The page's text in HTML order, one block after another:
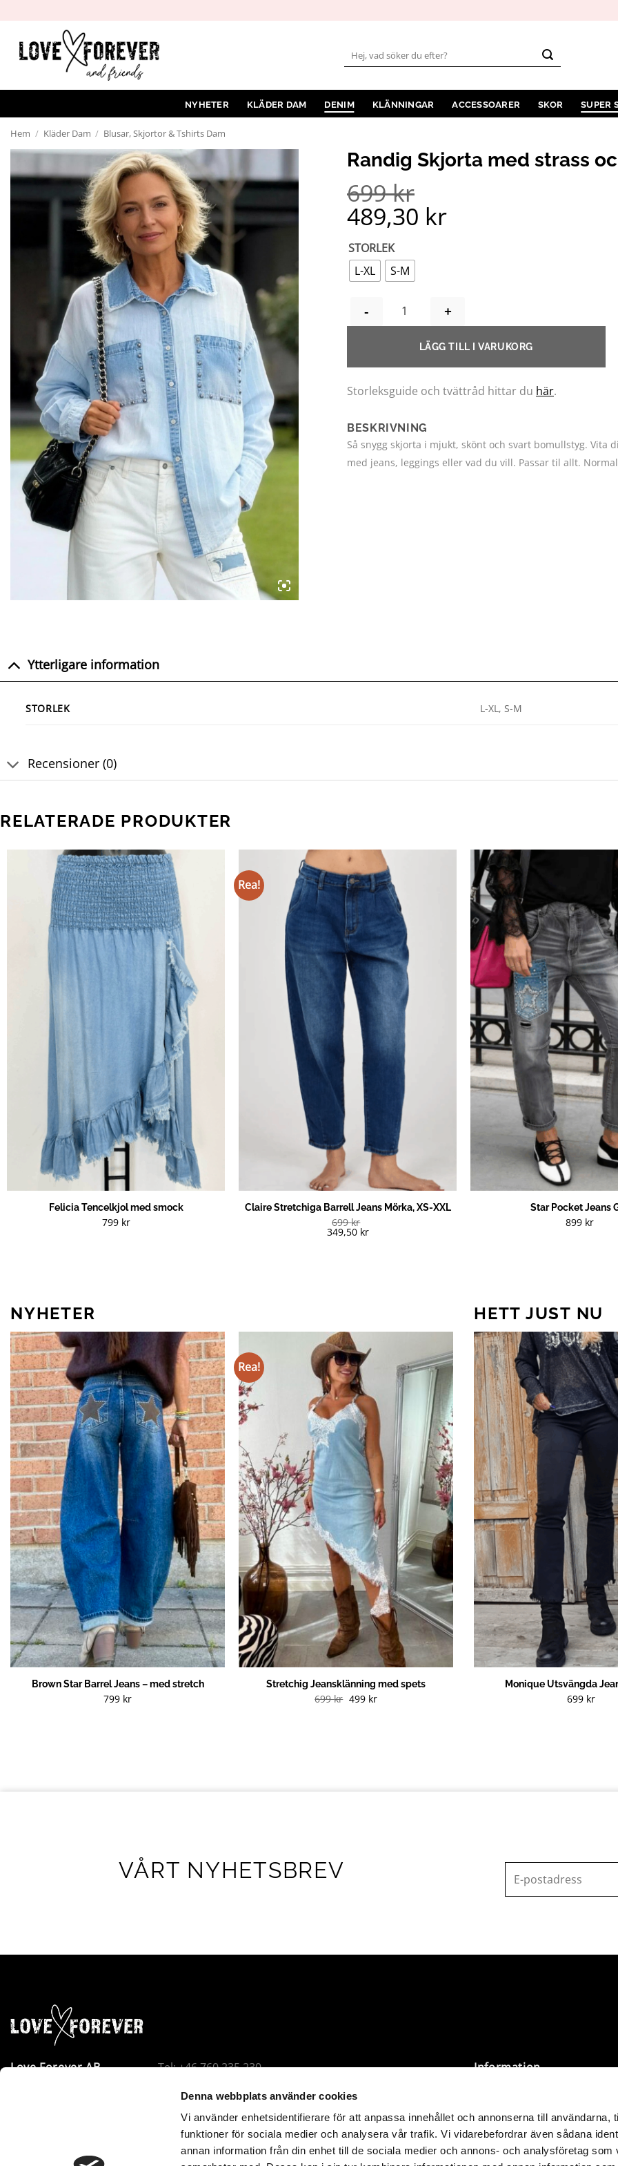
Denna webbplats använder cookies
Vi använder enhetsidentifierare för att anpassa innehållet och annonserna till användarna,
funktioner för sociala medier och analysera vår trafik. Vi vidarebefordrar även sådana
annan information från din enhet till de sociala medier och annons- och analysföretag som
innehåll
Sök
efter:
NYHETER KLÄDER DAM DENIM KLÄNNINGAR ACCESSOARER SKOR SUPER
Hem / Kläder Dam / Blusar, Skjortor & Tshirts Dam
Randig Skjorta med strass
699kr
489,30 kr
STORLEK
L-XL
S-M
RANDIG SKJORTA MED STRASS OCH
LÄGG TILL I VARUKORG
Storleksguide och tvättråd hittar du här.
BESKRIVNING
Så snygg skjorta i mjukt, skönt och svart bomullstyg. Vita
med jeans, leggings eller vad du vill. Passar til allt.
Ytterligare information
STORLEK L-XL, S-M
Recensioner (0)
RELATERADE PRODUKTER
Felicia Tencelkjol med smock
799 kr
Rea!
Claire Stretchiga Barrell Jeans Mörka, XS-XXL
699kr
349,50 kr
Star Pocket Jeans
899 kr
NYHETER
Brown Star Barrel Jeans – med stretch
799 kr
Rea!
Stretchig Jeansklänning med spets
699kr Det
499 krDet
HETT JUST NU
Monique Utsvängda
699 kr
VÅRT NYHETSBREV
Love Forever AB
Tel: +46 760 235 230
Org.nr: 556778-8475
Innehar F-skattesedel
Love Forever är VOEC-registrerat i Norge. Beställningar under 3 000 SEK levereras
Information
Integritetspolicy
Storleksguide & Tvättråd
Butik Öppettider